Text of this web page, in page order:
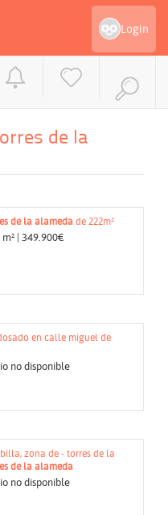
Login
de la
de la alameda de 222m²
| 349.900€
en calle miguel de
no disponible
zona de - torres de la
de la alameda
no disponible